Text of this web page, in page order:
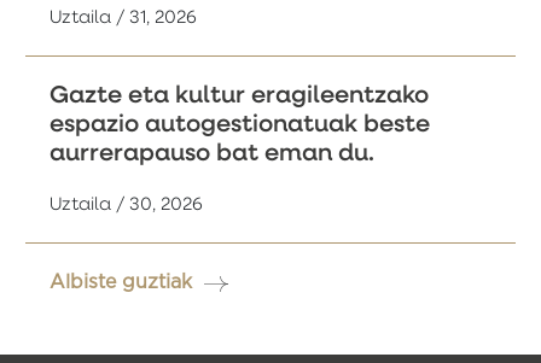
Uztaila / 31, 2026
Gazte eta kultur eragileentzako
espazio autogestionatuak beste
aurrerapauso bat eman du.
Uztaila / 30, 2026
Albiste guztiak